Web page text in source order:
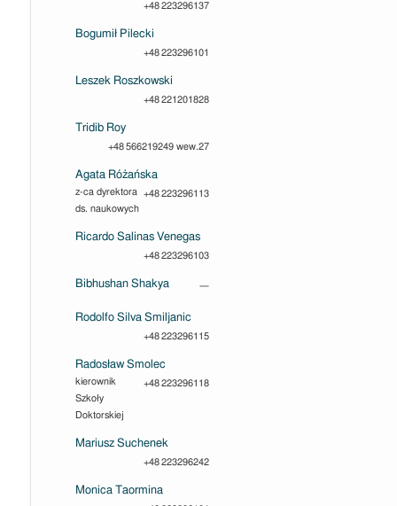
+48 223296137
Bogumił Pilecki
+48 223296101
Leszek Roszkowski
+48 221201828
Tridib Roy
+48 566219249 wew.27
Agata Różańska
+48 223296113
z-ca dyrektora
ds. naukowych
Ricardo Salinas Venegas
+48 223296103
Bibhushan Shakya —
Rodolfo Silva Smiljanic
+48 223296115
Radosław Smolec
+48 223296118
kierownik
Szkoły
Doktorskiej
Mariusz Suchenek
+48 223296242
Monica Taormina